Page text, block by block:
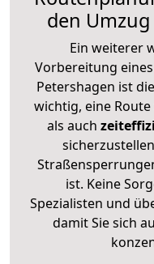
den
Ein weiterer
Vorbereitung
Petershagen ist die
wichtig, eine
als auch
ist. Keine
Spezialisten und
damit Sie sich